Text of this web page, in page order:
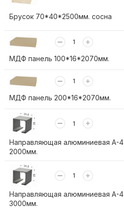
Брусок 70*40*2500мм. сосна
МДФ панель 100*16*2070мм.
МДФ панель 200*16*2070мм.
Направляющая алюминиевая А-4
2000мм.
Направляющая алюминиевая А-4
3000мм.